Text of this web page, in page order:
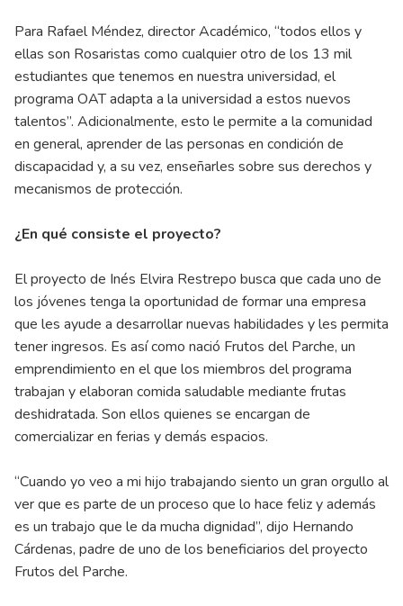
Para Rafael Méndez, director Académico, “todos ellos y
ellas son Rosaristas como cualquier otro de los 13 mil
estudiantes que tenemos en nuestra universidad, el
programa OAT adapta a la universidad a estos nuevos
talentos”. Adicionalmente, esto le permite a la comunidad
en general, aprender de las personas en condición de
discapacidad y, a su vez, enseñarles sobre sus derechos y
mecanismos de protección.
¿En qué consiste el proyecto?
El proyecto de Inés Elvira Restrepo busca que cada uno de
los jóvenes tenga la oportunidad de formar una empresa
que les ayude a desarrollar nuevas habilidades y les permita
tener ingresos. Es así como nació Frutos del Parche, un
emprendimiento en el que los miembros del programa
trabajan y elaboran comida saludable mediante frutas
deshidratada. Son ellos quienes se encargan de
comercializar en ferias y demás espacios.
“Cuando yo veo a mi hijo trabajando siento un gran orgullo al
ver que es parte de un proceso que lo hace feliz y además
es un trabajo que le da mucha dignidad”, dijo Hernando
Cárdenas, padre de uno de los beneficiarios del proyecto
Frutos del Parche.